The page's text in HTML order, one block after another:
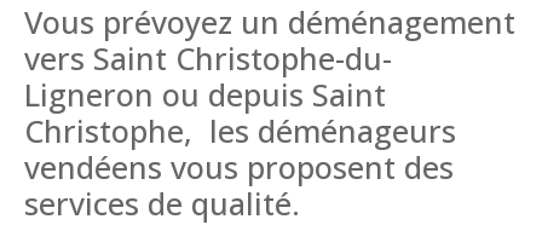
Vous prévoyez un déménagement
vers Saint Christophe-du-
Ligneron ou depuis Saint
Christophe, les déménageurs
vendéens vous proposent des
services de qualité.